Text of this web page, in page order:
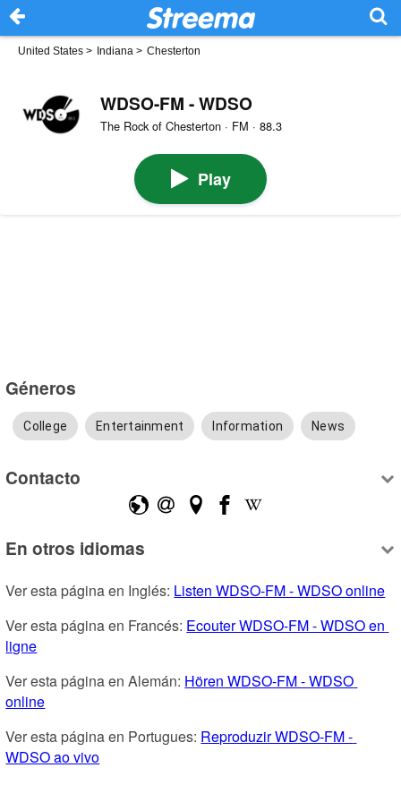
United States > Indiana > Chesterton
WDSO-FM - WDSO
The Rock of Chesterton · FM · 88.3
Play
Géneros
College Entertainment Information News
Contacto
En otros idiomas
Ver esta página en Inglés: Listen WDSO-FM - WDSO online
Ver esta página en Francés: Ecouter WDSO-FM - WDSO en
ligne
Ver esta página en Alemán: Hören WDSO-FM - WDSO
online
Ver esta página en Portugues: Reproduzir WDSO-FM -
WDSO ao vivo